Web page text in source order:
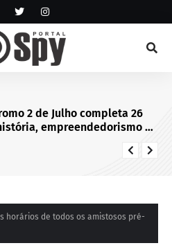
2 de Julho completa 26
empreendedorismo e
horários de todos os amistosos pré-